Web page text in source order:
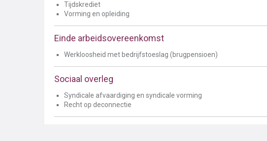
Tijdskrediet
Vorming en opleiding
Einde arbeidsovereenkomst
Werkloosheid met bedrijfstoeslag (brugpensioen)
Sociaal overleg
Syndicale afvaardiging en syndicale vorming
Recht op deconnectie